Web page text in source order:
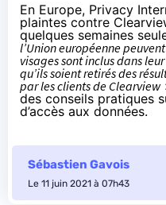
En Europe, Privacy
plaintescontre
quelques semaines
l’Union européenne
visages sont inclus dans
qu’ils soient retirés des
par les clients de Clearview
des conseils pratiques
d’accès aux données.
Sébastien Gavois
Le 11 juin 2021 à 07h43